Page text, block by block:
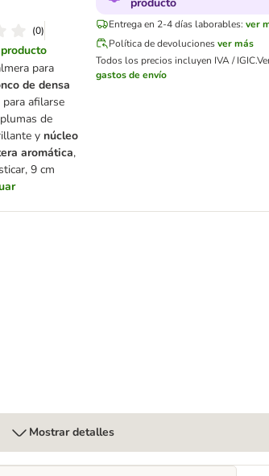
(0)
para
de densa
para afilarse
de
y núcleo
aromática,
9 cm
Entrega en 2-4 días laborables: ver
Política de devolucionesver más
Todos los precios incluyen IVA / IGIC.
gastos de envío
Mostrar detalles